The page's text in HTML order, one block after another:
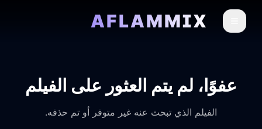
AFLAMMIX
عفوًا، لم يتم العثور على الفيلم
الفيلم الذي تبحث عنه غير متوفر أو تم حذفه.